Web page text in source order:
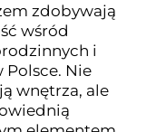
zdobywają
wśród
i
Polsce. Nie
wnętrza, ale